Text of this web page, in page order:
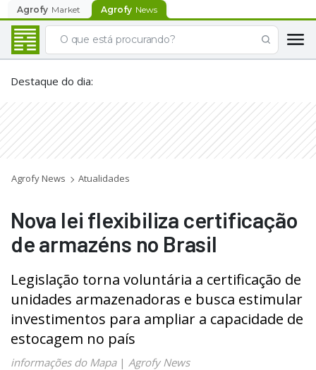
Agrofy Market Agrofy News
Destaque do dia:
Agrofy News Atualidades
Nova lei flexibiliza certificação
de armazéns no Brasil
Legislação torna voluntária a certificação de
unidades armazenadoras e busca estimular
investimentos para ampliar a capacidade de
estocagem no país
informações do Mapa| Agrofy News